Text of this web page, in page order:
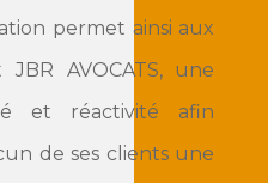
permet ainsi aux
AVOCATS, une
et réactivité afin
de ses clients une